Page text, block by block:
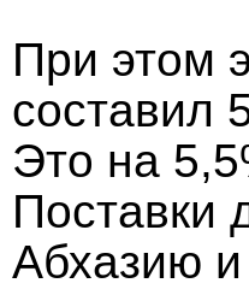
При этом
составил
Это на
Поставки
Абхазию